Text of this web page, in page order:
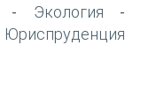
- Экология -
Юриспруденция